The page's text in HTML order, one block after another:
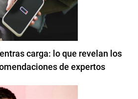
carga: lo que revelan los
de expertos